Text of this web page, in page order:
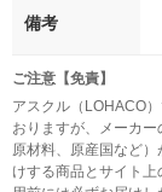
備考
ご注意【免責】
アスクル（LOHACO
おりますが、メーカー
原材料、原産国など
けする商品とサイト